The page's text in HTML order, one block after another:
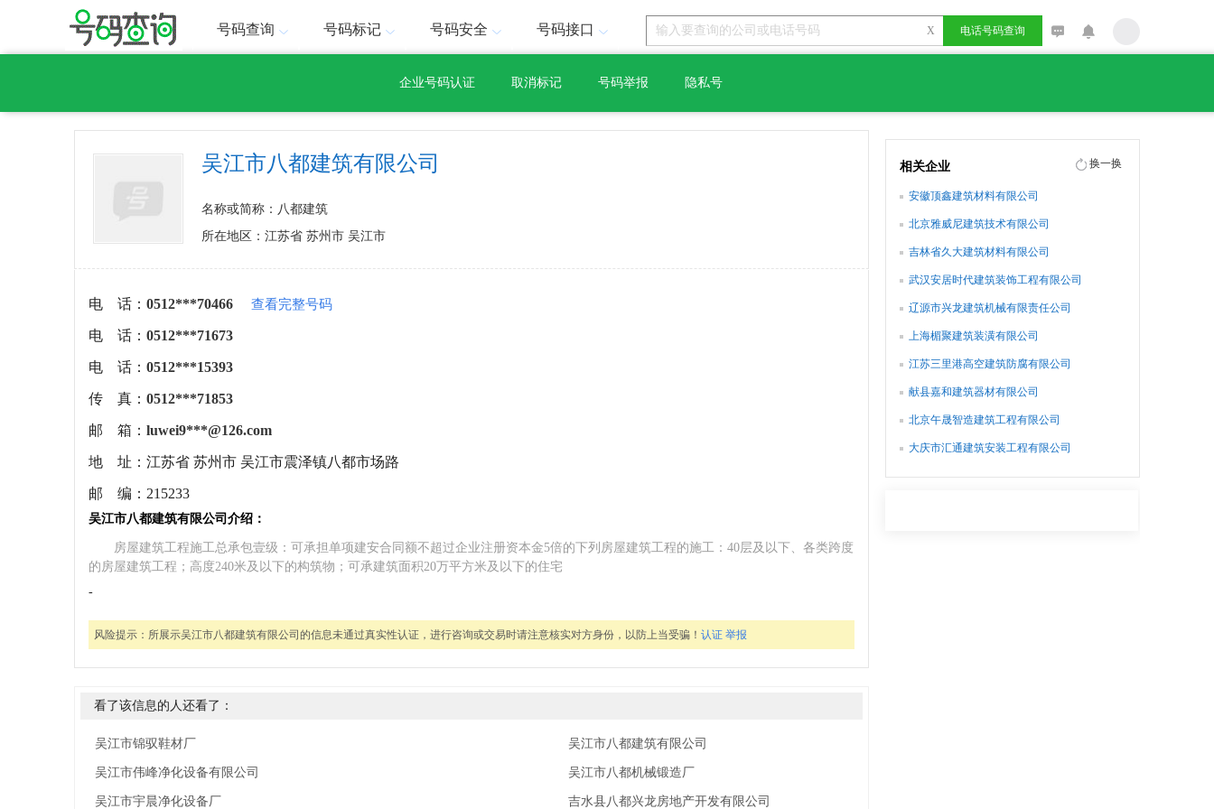
号码查询 号码标记 号码安全 号码接口 X 电话号码查询
企业号码认证 取消标记 号码举报 隐私号
吴江市八都建筑有限公司
名称或简称：八都建筑
所在地区：江苏省 苏州市 吴江市
电 话： 0512***70466 查看完整号码
电 话： 0512***71673
电 话： 0512***15393
传 真： 0512***71853
邮 箱： luwei9***@126.com
地 址： 江苏省 苏州市 吴江市震泽镇八都市场路
邮 编： 215233
吴江市八都建筑有限公司介绍：
房屋建筑工程施工总承包壹级：可承担单项建安合同额不超过企业注册资本金5倍的下列房屋建筑工程的施工：40层及以下、各类跨度
的房屋建筑工程；高度240米及以下的构筑物；可承建筑面积20万平方米及以下的住宅
-
风险提示： 所展示吴江市八都建筑有限公司的信息未通过真实性认证，进行咨询或交易时请注意核实对方身份，以防上当受骗！ 认证 举报
看了该信息的人还看了：
吴江市锦驭鞋材厂
吴江市伟峰净化设备有限公司
吴江市宇晨净化设备厂
吴江市八都建筑有限公司
吴江市八都机械锻造厂
吉水县八都兴龙房地产开发有限公司
相关企业 换一换
安徽顶鑫建筑材料有限公司
北京雅威尼建筑技术有限公司
吉林省久大建筑材料有限公司
武汉安居时代建筑装饰工程有限公司
辽源市兴龙建筑机械有限责任公司
上海楣聚建筑装潢有限公司
江苏三里港高空建筑防腐有限公司
献县嘉和建筑器材有限公司
北京午晟智造建筑工程有限公司
大庆市汇通建筑安装工程有限公司